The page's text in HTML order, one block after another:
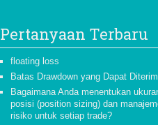
Pertanyaan Terbaru
floating loss
Batas Drawdown yang Dapat
Bagaimana Anda menentukan
posisi (position sizing) dan
risiko untuk setiap trade?